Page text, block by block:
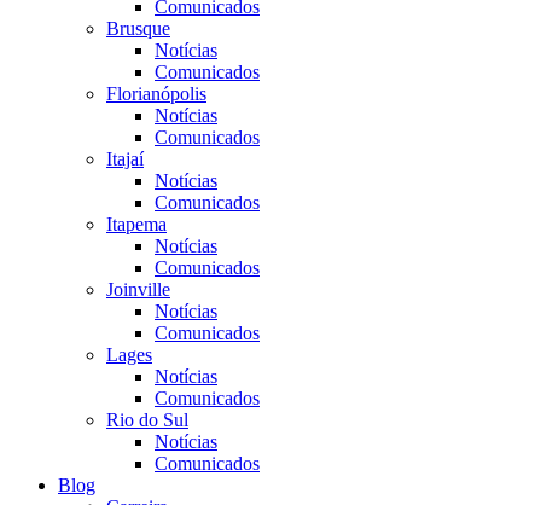
Comunicados
Brusque
Notícias
Comunicados
Florianópolis
Notícias
Comunicados
Itajaí
Notícias
Comunicados
Itapema
Notícias
Comunicados
Joinville
Notícias
Comunicados
Lages
Notícias
Comunicados
Rio do Sul
Notícias
Comunicados
Blog